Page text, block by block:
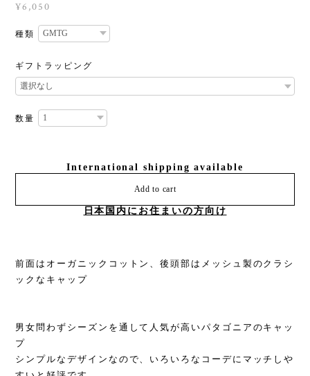
¥6,050
種類
ギフトラッピング
数量
International shipping available
Add to cart
日本国内にお住まいの方向け
前面はオーガニックコットン、後頭部はメッシュ製のクラシ
ックなキャップ
男女問わずシーズンを通して人気が高いパタゴニアのキャッ
プ
シンプルなデザインなので、いろいろなコーデにマッチしや